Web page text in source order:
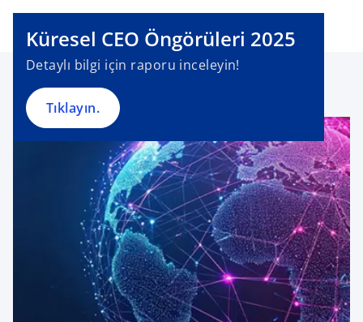
Küresel CEO Öngörüleri 2025
Detaylı bilgi için raporu inceleyin!
Tıklayın.
e
s
i
n
a
n
e
b